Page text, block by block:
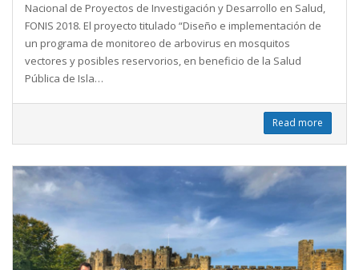
Nacional de Proyectos de Investigación y Desarrollo en Salud,
FONIS 2018. El proyecto titulado “Diseño e implementación de
un programa de monitoreo de arbovirus en mosquitos
vectores y posibles reservorios, en beneficio de la Salud
Pública de Isla…
Read more